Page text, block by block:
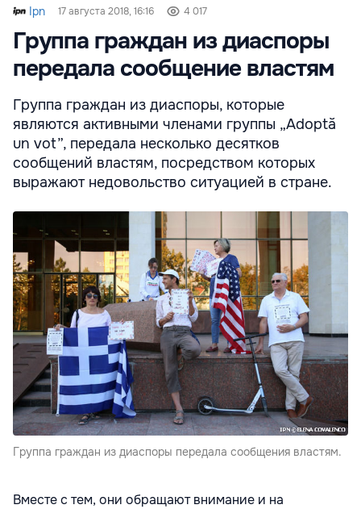
Ipn 17 августа 2018, 16:16 4 017
Группа граждан из диаспоры
передала сообщение властям
Группа граждан из диаспоры, которые
являются активными членами группы „Adoptă
un vot”, передала несколько десятков
сообщений властям, посредством которых
выражают недовольство ситуацией в стране.
Группа граждан из диаспоры передала сообщения властям.
Вместе с тем, они обращают внимание и на